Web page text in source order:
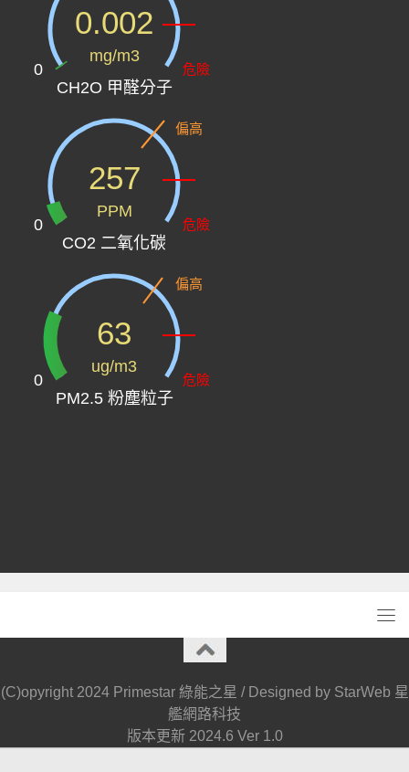
(C)opyright 2024 Primestar 綠能之星 / Designed by StarWeb 星
艦網路科技
版本更新 2024.6 Ver 1.0